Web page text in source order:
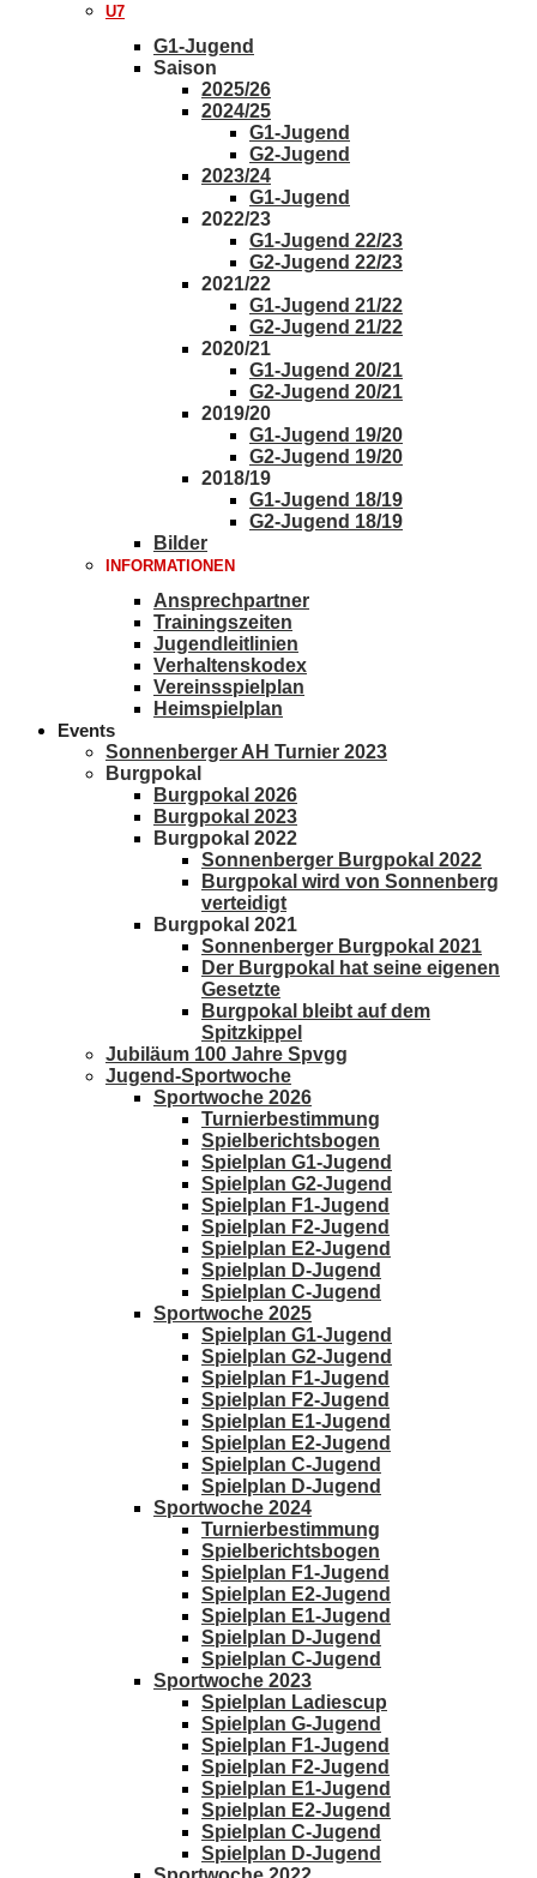
U7
G1-Jugend
Saison
2025/26
2024/25
G1-Jugend
G2-Jugend
2023/24
G1-Jugend
2022/23
G1-Jugend 22/23
G2-Jugend 22/23
2021/22
G1-Jugend 21/22
G2-Jugend 21/22
2020/21
G1-Jugend 20/21
G2-Jugend 20/21
2019/20
G1-Jugend 19/20
G2-Jugend 19/20
2018/19
G1-Jugend 18/19
G2-Jugend 18/19
Bilder
INFORMATIONEN
Ansprechpartner
Trainingszeiten
Jugendleitlinien
Verhaltenskodex
Vereinsspielplan
Heimspielplan
Events
Sonnenberger AH Turnier 2023
Burgpokal
Burgpokal 2026
Burgpokal 2023
Burgpokal 2022
Sonnenberger Burgpokal 2022
Burgpokal wird von Sonnenberg
verteidigt
Burgpokal 2021
Sonnenberger Burgpokal 2021
Der Burgpokal hat seine eigenen
Gesetzte
Burgpokal bleibt auf dem
Spitzkippel
Jubiläum 100 Jahre Spvgg
Jugend-Sportwoche
Sportwoche 2026
Turnierbestimmung
Spielberichtsbogen
Spielplan G1-Jugend
Spielplan G2-Jugend
Spielplan F1-Jugend
Spielplan F2-Jugend
Spielplan E2-Jugend
Spielplan D-Jugend
Spielplan C-Jugend
Sportwoche 2025
Spielplan G1-Jugend
Spielplan G2-Jugend
Spielplan F1-Jugend
Spielplan F2-Jugend
Spielplan E1-Jugend
Spielplan E2-Jugend
Spielplan C-Jugend
Spielplan D-Jugend
Sportwoche 2024
Turnierbestimmung
Spielberichtsbogen
Spielplan F1-Jugend
Spielplan E2-Jugend
Spielplan E1-Jugend
Spielplan D-Jugend
Spielplan C-Jugend
Sportwoche 2023
Spielplan Ladiescup
Spielplan G-Jugend
Spielplan F1-Jugend
Spielplan F2-Jugend
Spielplan E1-Jugend
Spielplan E2-Jugend
Spielplan C-Jugend
Spielplan D-Jugend